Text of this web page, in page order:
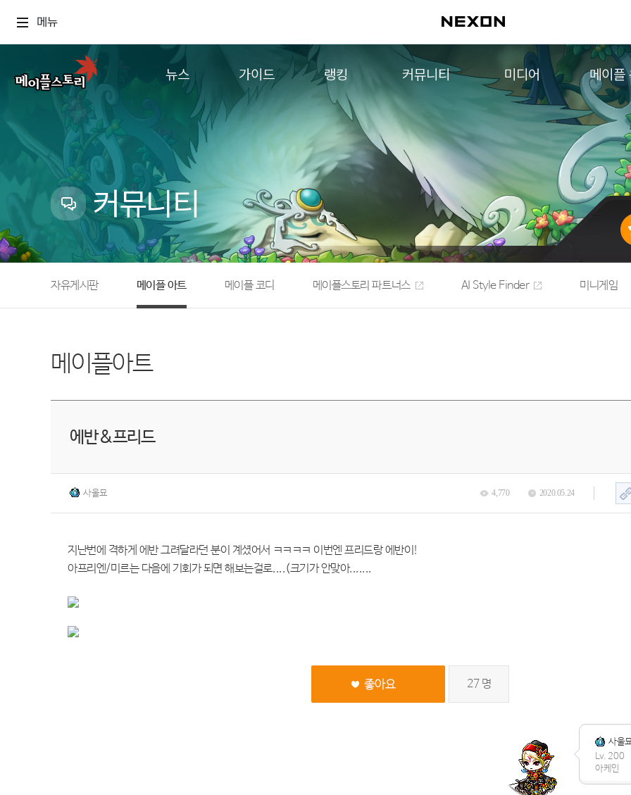
메뉴
뉴스
업데이트
이벤트
캐시샵 공지
메이플 알림판
with maple
가이드
추가정보
랭킹
컨텐츠 랭킹
커뮤니티
자유게시판
메이플 아트
메이플 코디
메이플스토리 파트너스
AI Style Finder
미니게임
커뮤니티 아카이브
미디어 메이플
메이플
커뮤니티
자유게시판 메이플 아트 메이플 코디 메이플스토리 파트너스 AI Style Finder 미니게임
메이플아트
에반&프리드
사울묘 4,770 2020.05.24
지난번에 격하게 에반 그려달라던 분이 계셨어서 ㅋㅋㅋㅋ 이번엔 프리드랑 에반이!
아프리엔/미르는 다음에 기회가 되면 해보는걸로....(크기가 안맞아.......
27명
사울
Lv. 200
아케인